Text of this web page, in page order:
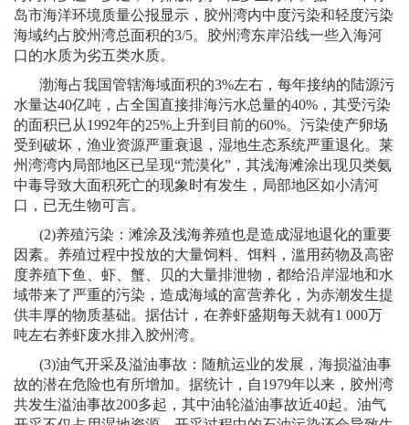
岛市海洋环境质量公报显示，胶州湾内中度污染和轻度污染
海域约占胶州湾总面积的3/5。胶州湾东岸沿线一些入海河
口的水质为劣五类水质。
渤海占我国管辖海域面积的3%左右，每年接纳的陆源污
水量达40亿吨，占全国直接排海污水总量的40% ，其受污染
的面积已从1992年的25% 上升到目前的60%。污染使产卵场
受到破坏，渔业资源严重衰退，湿地生态系统严重退化。莱
州湾湾内局部地区已呈现“荒漠化”，其浅海滩涂出现贝类氨
中毒导致大面积死亡的现象时有发生，局部地区如小清河
口，已无生物可言。
(2)养殖污染：滩涂及浅海养殖也是造成湿地退化的重要
因素。养殖过程中投放的大量饲料、饵料，滥用药物及高密
度养殖下鱼、虾、蟹、贝的大量排泄物，都给沿岸湿地和水
域带来了严重的污染，造成海域的富营养化，为赤潮发生提
供丰厚的物质基础。据估计，在养虾盛期每天就有1 000万
吨左右养虾废水排入胶州湾。
(3)油气开采及溢油事故：随航运业的发展，海损溢油事
故的潜在危险也有所增加。据统计，自1979年以来，胶州湾
共发生溢油事故200多起，其中油轮溢油事故近40起。油气